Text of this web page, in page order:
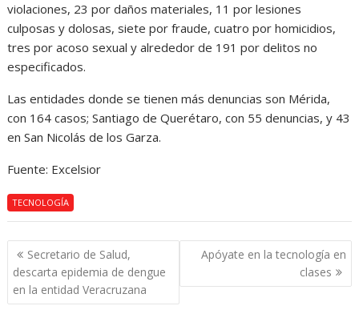
violaciones, 23 por daños materiales, 11 por lesiones
culposas y dolosas, siete por fraude, cuatro por homicidios,
tres por acoso sexual y alrededor de 191 por delitos no
especificados.
Las entidades donde se tienen más denuncias son Mérida,
con 164 casos; Santiago de Querétaro, con 55 denuncias, y 43
en San Nicolás de los Garza.
Fuente: Excelsior
TECNOLOGÍA
Navegación
de
entradas
Secretario de Salud,
descarta epidemia de dengue
en la entidad Veracruzana
Apóyate en la tecnología en
clases